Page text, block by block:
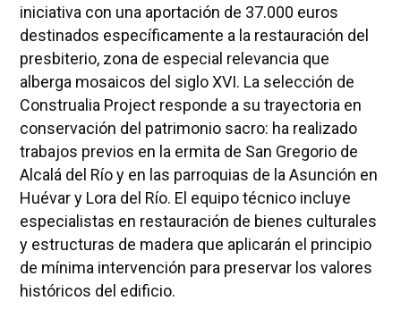
iniciativa con una aportación de 37.000 euros
destinados específicamente a la restauración del
presbiterio, zona de especial relevancia que
alberga mosaicos del siglo XVI. La selección de
Construalia Project responde a su trayectoria en
conservación del patrimonio sacro: ha realizado
trabajos previos en la ermita de San Gregorio de
Alcalá del Río y en las parroquias de la Asunción en
Huévar y Lora del Río. El equipo técnico incluye
especialistas en restauración de bienes culturales
y estructuras de madera que aplicarán el principio
de mínima intervención para preservar los valores
históricos del edificio.